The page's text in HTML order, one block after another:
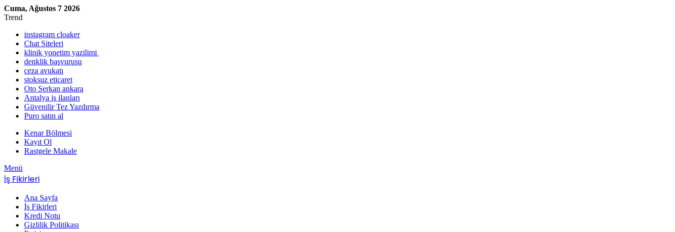
Cuma, Ağustos 7 2026
Trend
instagram cloaker
Chat Siteleri
klinik yonetim yazilimi
denklik başvurusu
ceza avukatı
stoksuz eticaret
Oto Serkan ankara
Antalya iş ilanları
Güvenilir Tez Yazdırma
Puro satın al
Kenar Bölmesi
Kayıt Ol
Rastgele Makale
Menü
İş Fikirleri
Ana Sayfa
İş Fikirleri
Kredi Notu
Gizlilik Politikası